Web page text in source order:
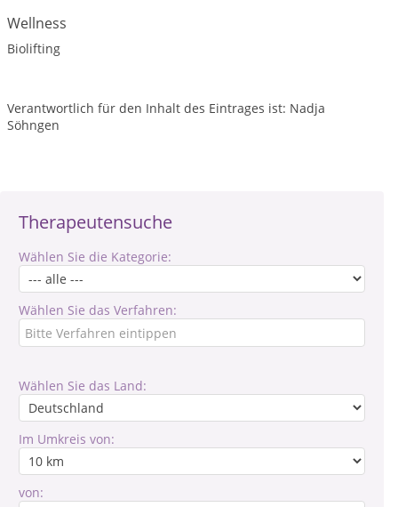
Therapeutensuche
Wählen Sie die Kategorie:
Wählen Sie das Verfahren:
Wählen Sie das Land:
Im Umkreis von:
von:
Wellness
Biolifting
Verantwortlich für den Inhalt des Eintrages ist: Nadja
Söhngen